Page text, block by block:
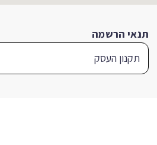
תנאי הרשמה
תקנון העסק